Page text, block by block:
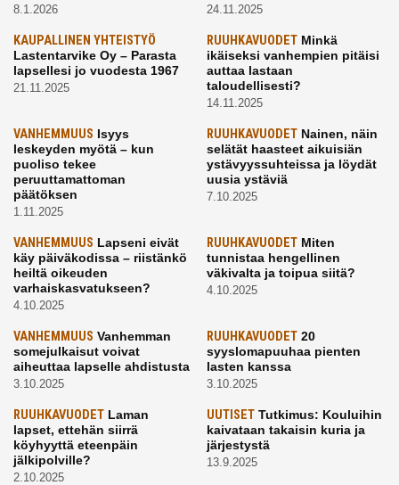
8.1.2026 24.11.2025
KAUPALLINEN YHTEISTYÖ
Lastentarvike Oy – Parasta
lapsellesi jo vuodesta 1967
21.11.2025
RUUHKAVUODETMinkä
ikäiseksi vanhempien pitäisi
auttaa lastaan
taloudellisesti?
14.11.2025
VANHEMMUUS Isyys
leskeyden myötä – kun
puoliso tekee
peruuttamattoman
päätöksen
1.11.2025
RUUHKAVUODETNainen, näin
selätät haasteet aikuisiän
ystävyyssuhteissa ja löydät
uusia ystäviä
7.10.2025
VANHEMMUUS Lapseni eivät
käy päiväkodissa – riistänkö
heiltä oikeuden
varhaiskasvatukseen?
4.10.2025
RUUHKAVUODETMiten
tunnistaa hengellinen
väkivalta ja toipua siitä?
4.10.2025
VANHEMMUUS Vanhemman
somejulkaisut voivat
aiheuttaa lapselle ahdistusta
3.10.2025
RUUHKAVUODET20
syyslomapuuhaa pienten
lasten kanssa
3.10.2025
RUUHKAVUODET Laman
lapset, ettehän siirrä
köyhyyttä eteenpäin
jälkipolville?
2.10.2025
UUTISETTutkimus: Kouluihin
kaivataan takaisin kuria ja
järjestystä
13.9.2025